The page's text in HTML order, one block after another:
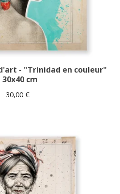
- "Trinidad en couleur"
30x40 cm
30,00€